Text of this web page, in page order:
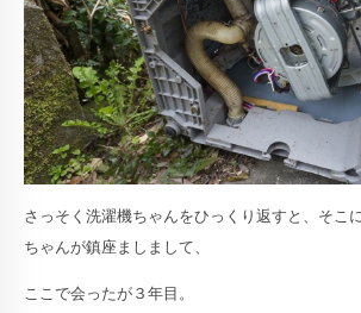
さっそく洗濯機ちゃんをひっくり返すと、そこ
ちゃんが鎮座ましまして、
ここで会ったが３年目。